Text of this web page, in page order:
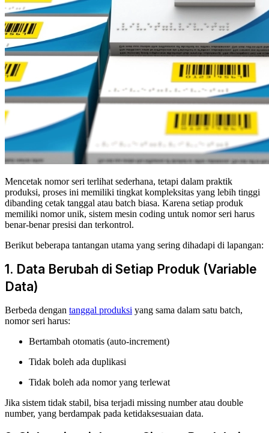
Mencetak nomor seri terlihat sederhana, tetapi dalam praktik
produksi, proses ini memiliki tingkat kompleksitas yang lebih tinggi
dibanding cetak tanggal atau batch biasa. Karena setiap produk
memiliki nomor unik, sistem mesin coding untuk nomor seri harus
benar-benar presisi dan terkontrol.
Berikut beberapa tantangan utama yang sering dihadapi di lapangan:
1. Data Berubah di Setiap Produk (Variable
Data)
Berbeda dengan tanggal produksi yang sama dalam satu batch,
nomor seri harus:
Bertambah otomatis (auto-increment)
Tidak boleh ada duplikasi
Tidak boleh ada nomor yang terlewat
Jika sistem tidak stabil, bisa terjadi missing number atau double
number, yang berdampak pada ketidaksesuaian data.